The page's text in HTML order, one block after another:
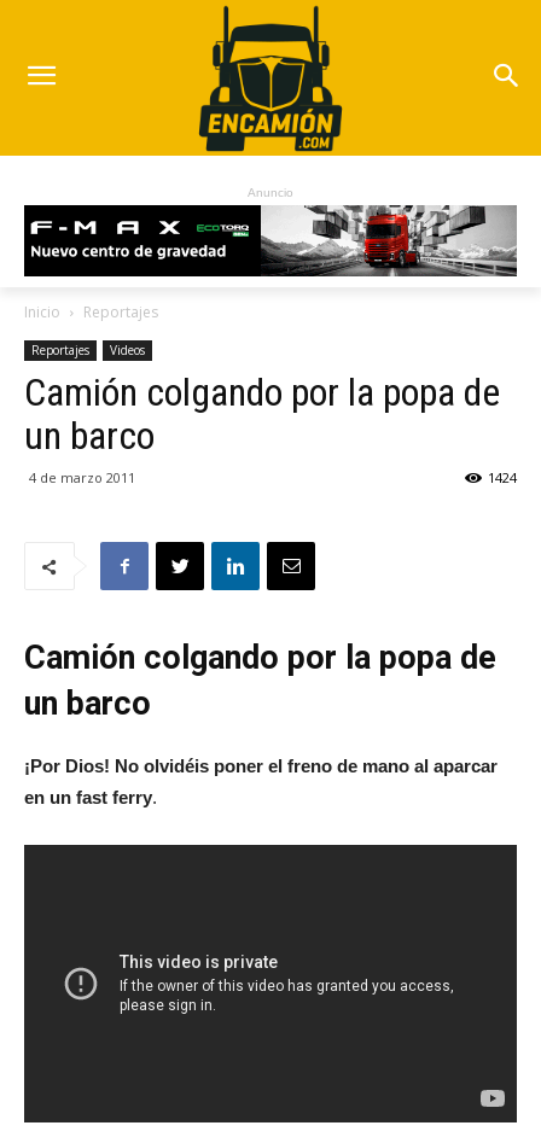
Anuncio
Inicio Reportajes
Reportajes Videos
Camión colgando por la popa de
un barco
4 de marzo 2011 1424
Camión colgando por la popa de
un barco
¡Por Dios! No olvidéis poner el freno de mano al aparcar
en un fast ferry.